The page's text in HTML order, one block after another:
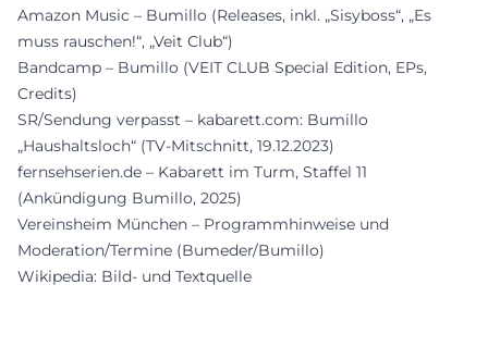
Amazon Music – Bumillo (Releases, inkl. „Sisyboss“, „Es
muss rauschen!“, „Veit Club“)
Bandcamp – Bumillo (VEIT CLUB Special Edition, EPs,
Credits)
SR/Sendung verpasst – kabarett.com: Bumillo
„Haushaltsloch“ (TV-Mitschnitt, 19.12.2023)
fernsehserien.de – Kabarett im Turm, Staffel 11
(Ankündigung Bumillo, 2025)
Vereinsheim München – Programmhinweise und
Moderation/Termine (Bumeder/Bumillo)
Wikipedia: Bild- und Textquelle